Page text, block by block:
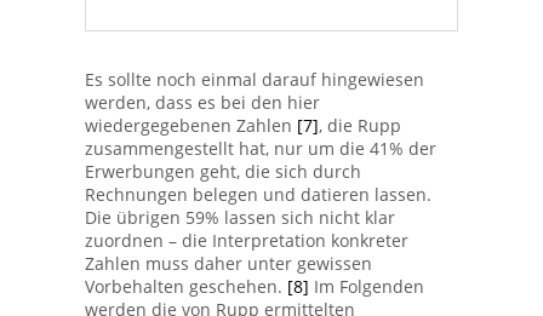
Es sollte noch einmal darauf hingewiesen
werden, dass es bei den hier
wiedergegebenen Zahlen [7], die Rupp
zusammengestellt hat, nur um die 41% der
Erwerbungen geht, die sich durch
Rechnungen belegen und datieren lassen.
Die übrigen 59% lassen sich nicht klar
zuordnen – die Interpretation konkreter
Zahlen muss daher unter gewissen
Vorbehalten geschehen. [8] Im Folgenden
werden die von Rupp ermittelten